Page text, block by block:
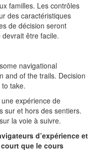
familles. Les contrôles
des caractéristiques
de décision seront
être facile.
navigational
and of the trails. Decision
take.
expérience de
sur et hors des sentiers.
la voie à suivre.
d’expérience et
que le cours